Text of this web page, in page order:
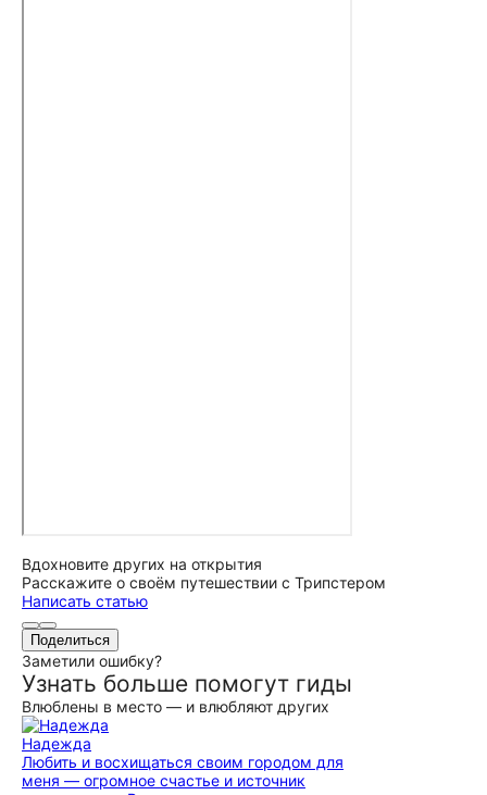
Вдохновите других на открытия
Расскажите о своём путешествии с Трипстером
Написать статью
Поделиться
Заметили ошибку?
Узнать больше помогут гиды
Влюблены в место — и влюбляют других
Надежда
Любить и восхищаться своим городом для
меня — огромное счастье и источник